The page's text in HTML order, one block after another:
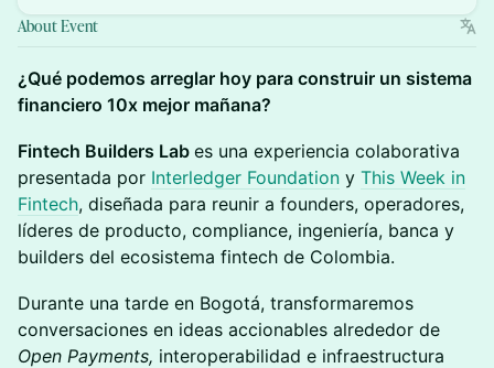
About Event
¿Qué podemos arreglar hoy para construir un sistema
financiero 10x mejor mañana?
Fintech Builders Lab es una experiencia colaborativa
presentada por Interledger Foundation y This Week in
Fintech, diseñada para reunir a founders, operadores,
líderes de producto, compliance, ingeniería, banca y
builders del ecosistema fintech de Colombia.
Durante una tarde en Bogotá, transformaremos
conversaciones en ideas accionables alrededor de
Open Payments, interoperabilidad e infraestructura